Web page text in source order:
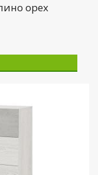
орех